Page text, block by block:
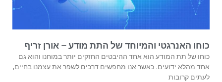
כוחו האנרגטי והמיוחד של התת מודע – אורן זריף
כוחו של תת המודע הוא אחד ההיבטים החזקים יותר במוחנו והוא גם
אחד מהלא ידועים. כאשר אנו מחפשים דרכים לשפר את עצמנו בחיים,
לעתים קרובות